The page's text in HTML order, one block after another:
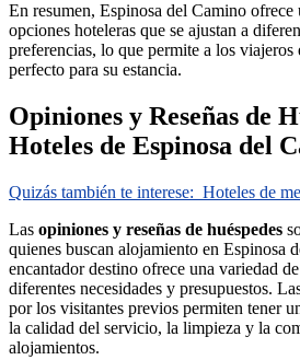
En resumen, Espinosa del Camino ofrece
opciones hoteleras que se ajustan a
preferencias, lo que permite a los
perfecto para su estancia.
Opiniones y Reseñas de
Hoteles de Espinosa del
Quizás también te interese: Hoteles de
Las opiniones y reseñas de huéspedes
quienes buscan alojamiento en Espinosa
encantador destino ofrece una variedad
diferentes necesidades y presupuestos.
por los visitantes previos permiten tener
la calidad del servicio, la limpieza y la
alojamientos.